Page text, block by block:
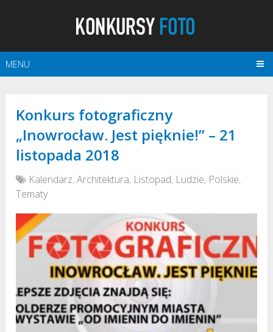
MENU
Konkurs fotograficzny
„Inowrocław. Jest pięknie!” – 21
listopada 2018
Kalendarz,Architektura, Listopad, Ludzie, Polskie,
Tematy